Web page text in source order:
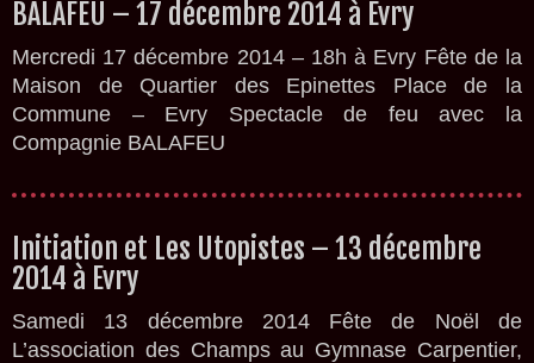
BALAFEU – 17 décembre 2014 à Evry
Mercredi 17 décembre 2014 – 18h à Evry Fête de la
Maison de Quartier des Epinettes Place de la
Commune – Evry Spectacle de feu avec la
Compagnie BALAFEU
Initiation et Les Utopistes – 13 décembre
2014 à Evry
Samedi 13 décembre 2014 Fête de Noël de
L’association des Champs au Gymnase Carpentier,